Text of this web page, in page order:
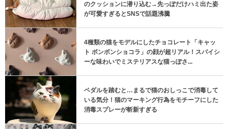
のクッションに潜り込む→先っぽだけハミ出た姿
が可愛すぎるとSNSで話題沸騰
4種類の猫をモデルにしたチョコレート「キャッ
ト ボンボンショコラ」の顔が超リアル！スパイシ
ーな味わいでミステリアスな猫っぽさ...
ペダルを踏むと…まるで猫のおしっこで消毒して
いる気分！猫のマーキング行為をモチーフにした
消毒スプレーが斬新すぎる